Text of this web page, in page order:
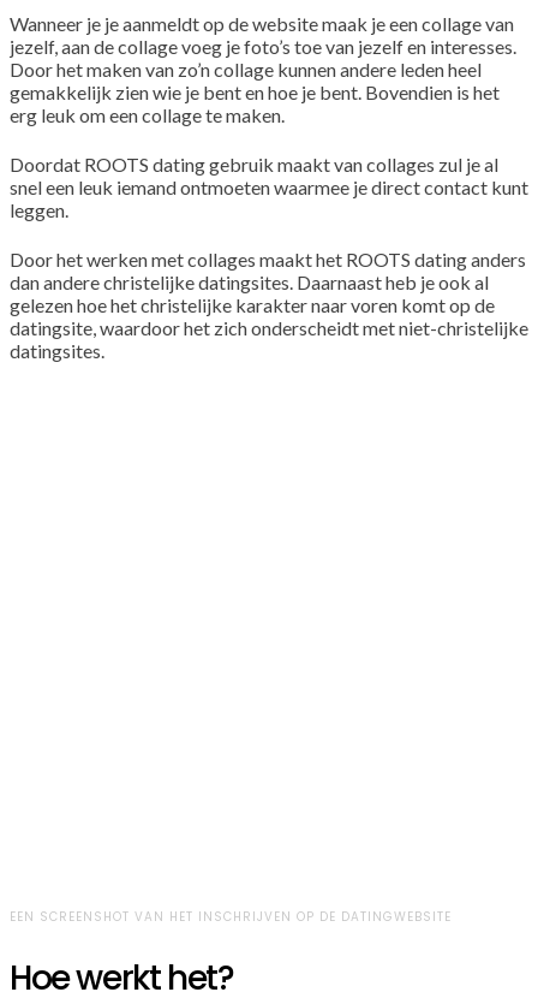
Wanneer je je aanmeldt op de website maak je een collage van
jezelf, aan de collage voeg je foto’s toe van jezelf en interesses.
Door het maken van zo’n collage kunnen andere leden heel
gemakkelijk zien wie je bent en hoe je bent. Bovendien is het
erg leuk om een collage te maken.
Doordat ROOTS dating gebruik maakt van collages zul je al
snel een leuk iemand ontmoeten waarmee je direct contact kunt
leggen.
Door het werken met collages maakt het ROOTS dating anders
dan andere christelijke datingsites. Daarnaast heb je ook al
gelezen hoe het christelijke karakter naar voren komt op de
datingsite, waardoor het zich onderscheidt met niet-christelijke
datingsites.
EEN SCREENSHOT VAN HET INSCHRIJVEN OP DE DATINGWEBSITE
Hoe werkt het?